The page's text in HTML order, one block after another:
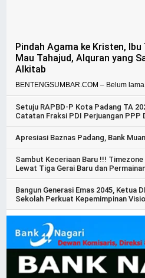
Pindah Agama ke Kristen,
Mau Tahajud, Alquran yang
Alkitab
BENTENGSUMBAR.COM – Belum
Setuju RAPBD-P Kota Padang TA
Catatan Fraksi PDI Perjuangan PPP
Apresiasi Baznas Padang, Bank
Sambut Keceriaan Baru !!!
Lewat Tiga Gerai Baru dan
Bangun Generasi Emas 2045, Ketua
Sekolah Perkuat Kepemimpinan